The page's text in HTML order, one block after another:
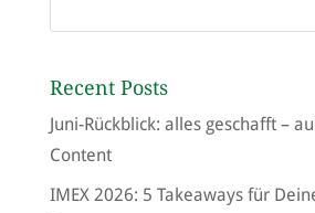
Recent Posts
Juni-Rückblick: alles geschafft –
Content
IMEX 2026: 5 Takeaways für